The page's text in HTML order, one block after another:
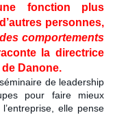
fonction plus
personnes,
comportements
la directrice
Danone.
séminaire de leadership
pour faire mieux
elle pense